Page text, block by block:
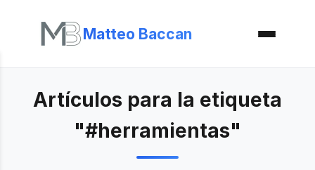
Matteo Baccan
Artículos para la etiqueta
"#herramientas"